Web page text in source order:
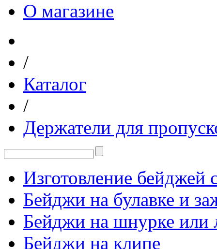
О магазине
/
Каталог
/
Держатели для
Изготовление бейджей
Бейджи на булавке и
Бейджи на шнурке или
Бейджи на клипе